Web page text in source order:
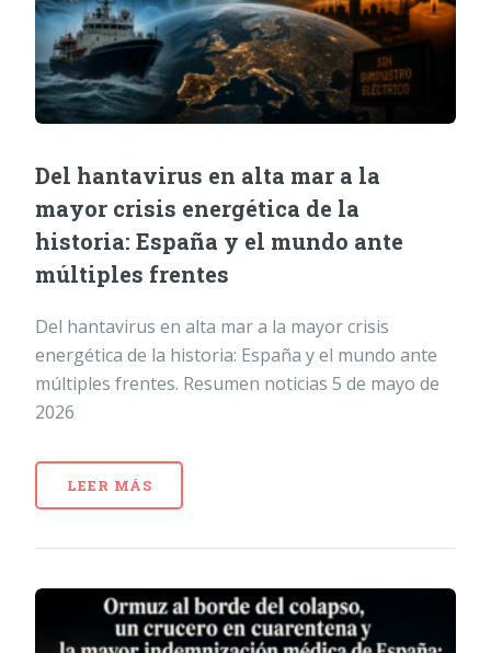
Del hantavirus en alta mar a la
mayor crisis energética de la
historia: España y el mundo ante
múltiples frentes
Del hantavirus en alta mar a la mayor crisis
energética de la historia: España y el mundo ante
múltiples frentes. Resumen noticias 5 de mayo de
2026
LEER MÁS